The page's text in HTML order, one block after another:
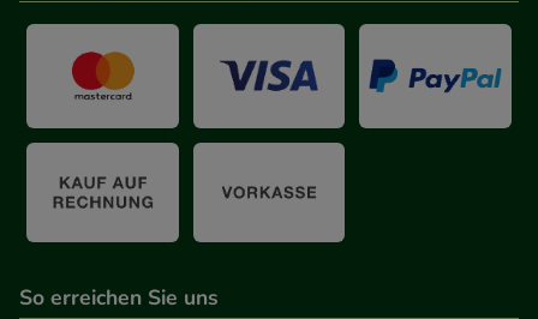
So erreichen Sie uns